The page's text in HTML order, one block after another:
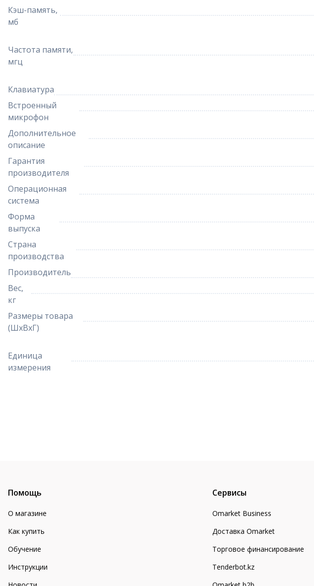
Кэш-память,
мб
Частота памяти,
мгц
Клавиатура
Встроенный
микрофон
Дополнительное
описание
Гарантия
производителя
Операционная
система
Форма
выпуска
Страна
производства
Производитель
Вес,
кг
Размеры товара
(ШхВхГ)
Единица
измерения
Помощь
О магазине
Как купить
Обучение
Инструкции
Сервисы
Omarket Business
Доставка Omarket
Торговое финансирование
Tenderbot.kz